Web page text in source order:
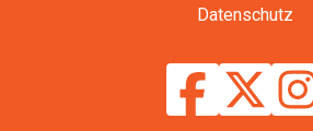
Datenschutz